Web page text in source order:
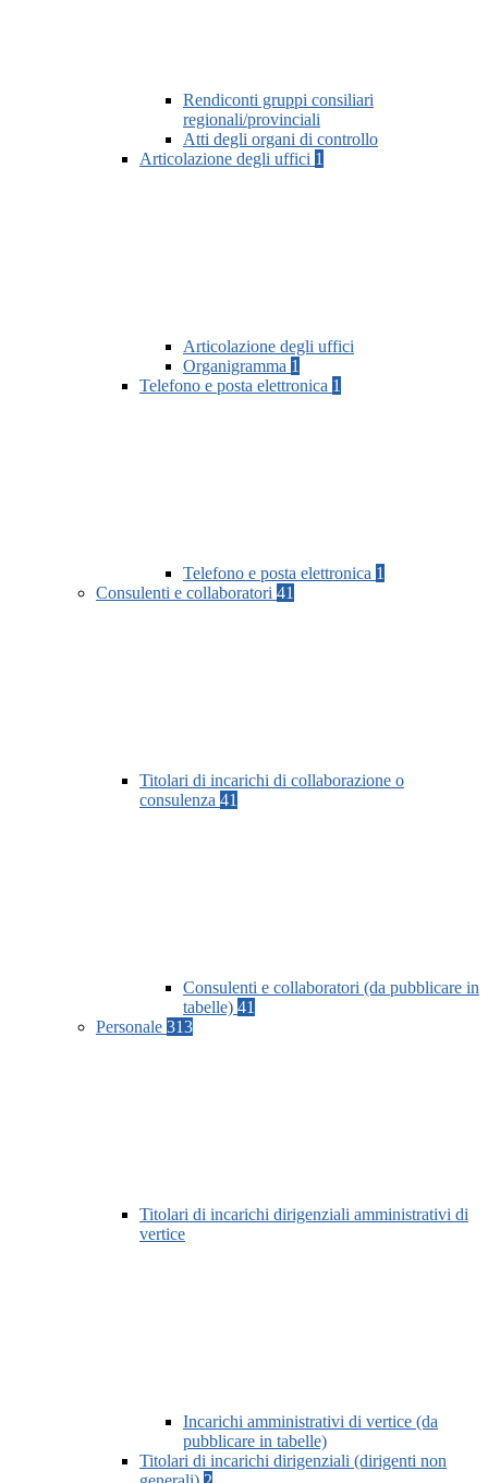
Rendiconti gruppi consiliari
regionali/provinciali
Atti degli organi di controllo
Articolazione degli uffici 1
Articolazione degli uffici
Organigramma 1
Telefono e posta elettronica 1
Telefono e posta elettronica 1
Consulenti e collaboratori 41
Titolari di incarichi di collaborazione o
consulenza 41
Consulenti e collaboratori (da pubblicare in
tabelle) 41
Personale 313
Titolari di incarichi dirigenziali amministrativi di
vertice
Incarichi amministrativi di vertice (da
pubblicare in tabelle)
Titolari di incarichi dirigenziali (dirigenti non